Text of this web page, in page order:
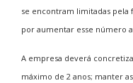
se encontram limitadas pela
por aumentar esse número
A empresa deverá
máximo de 2 anos; manter